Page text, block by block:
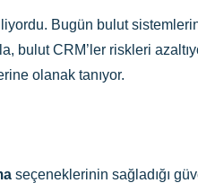
Bugün bulut
bulut CRM’ler riskleri
olanak tanıyor.
seçeneklerinin sağladığı